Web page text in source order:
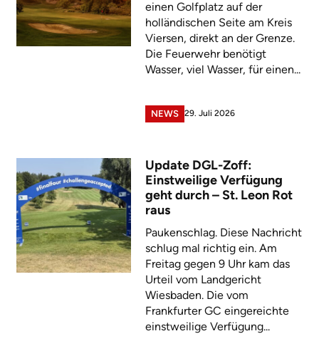
einen Golfplatz auf der
holländischen Seite am Kreis
Viersen, direkt an der Grenze.
Die Feuerwehr benötigt
Wasser, viel Wasser, für einen...
NEWS 29. Juli 2026
Update DGL-Zoff:
Einstweilige Verfügung
geht durch – St. Leon Rot
raus
Paukenschlag. Diese Nachricht
schlug mal richtig ein. Am
Freitag gegen 9 Uhr kam das
Urteil vom Landgericht
Wiesbaden. Die vom
Frankfurter GC eingereichte
einstweilige Verfügung...